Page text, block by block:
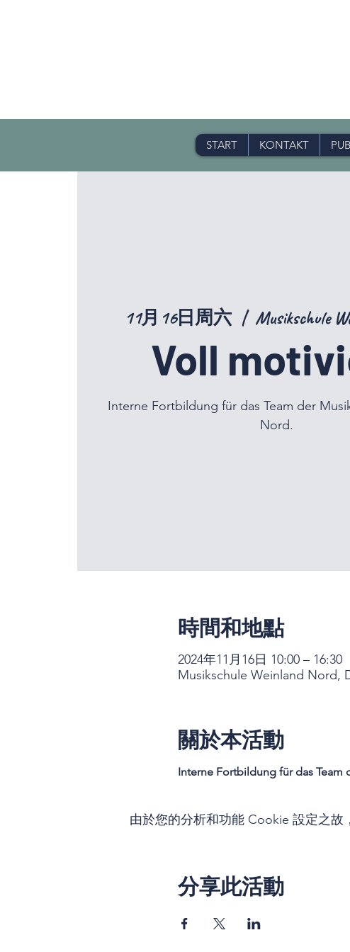
START KONTAKT
11月16日周六
  |
Musikschule
Voll
Interne Fortbildung für das Team der
Nord.
時間和地點
2024年11月16日 10:00 – 16:30
Musikschule Weinland Nord,
關於本活動
Interne Fortbildung für das
由於您的分析和功能 Cookie 設定之故
分享此活動